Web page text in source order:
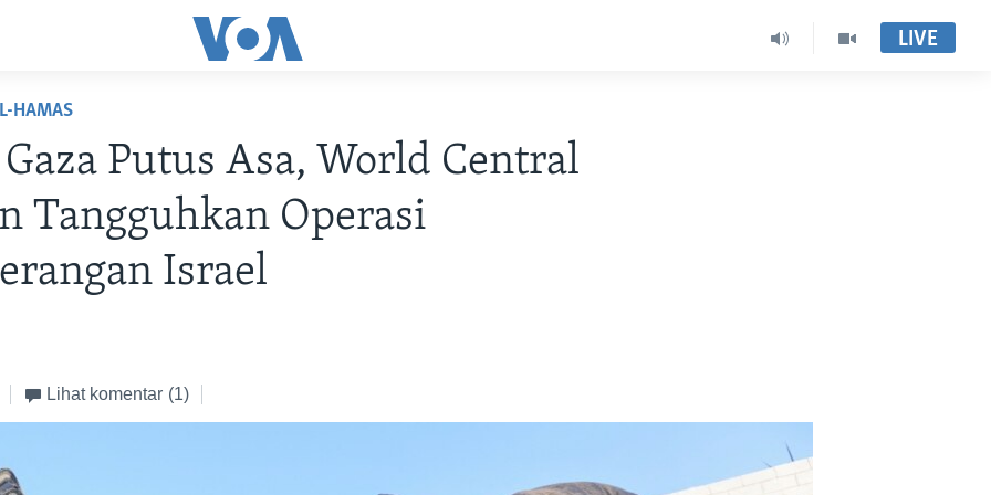
LIVE
HAMAS
Putus Asa, World Central
Tangguhkan Operasi
Israel
Lihat komentar (1)